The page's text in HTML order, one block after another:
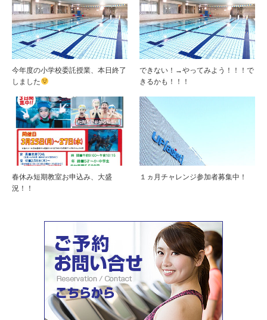
今年度の小学校委託授業、本日終了
しました
できない！→やってみよう！！！で
きるかも！！！
春休み短期教室お申込み、大盛
況！！
１ヵ月チャレンジ参加者募集中！